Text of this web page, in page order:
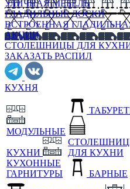
УЛИЧНАЯ МЕБЕЛЬ
ГЛАДИЛЬНЫЕ ДОСКИ
ВСТРОЕННАЯ
АКЦИИ
СТОЛЕШНИЦЫ ДЛЯ
ЗАКАЗАТЬ РАСПИЛ
КУХНЯ
МОДУЛЬНЫЕ
КУХНИ
КУХОННЫЕ
ГАРНИТУРЫ
ДЛЯ КУХНИ
БАРНЫЕ